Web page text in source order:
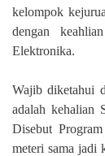
kelompok
dengan
Elektronika.
Wajib diketahui
adalah kehalian
Disebut
meteri sama jadi